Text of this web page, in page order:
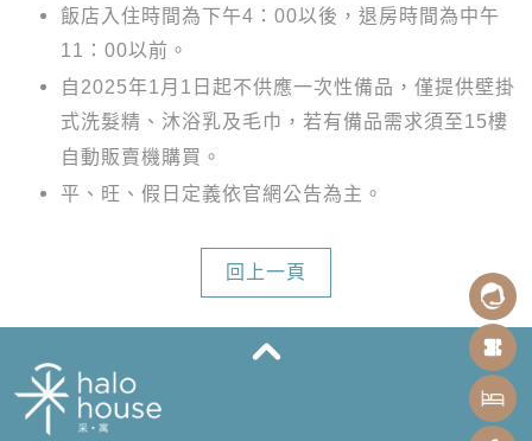
飯店入住時間為下午4：00以後，退房時間為中午
11：00以前。
自2025年1月1日起不供應一次性備品，僅提供壁掛
式洗髮精、沐浴乳及毛巾，若有備品需求須至15樓
自動販賣機購買。
平、旺、假日定義依官網公告為主。
回上一頁